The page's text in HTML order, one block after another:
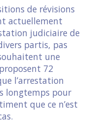
de révisions
actuellement
judiciaire de
partis, pas
une
72
l’arrestation
longtemps pour
que ce n’est